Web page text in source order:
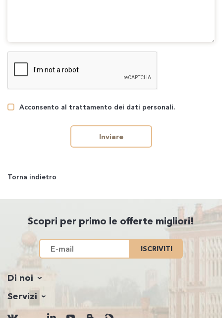
Acconsento al trattamento dei dati personali.
Inviare
Torna indietro
Scopri per primo le offerte migliori!
ISCRIVITI
Di noi
Servizi